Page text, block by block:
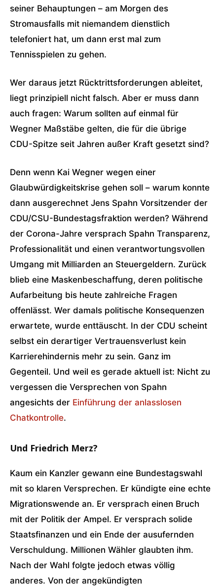
seiner Behauptungen – am Morgen des
Stromausfalls mit niemandem dienstlich
telefoniert hat, um dann erst mal zum
Tennisspielen zu gehen.
Wer daraus jetzt Rücktrittsforderungen ableitet,
liegt prinzipiell nicht falsch. Aber er muss dann
auch fragen: Warum sollten auf einmal für
Wegner Maßstäbe gelten, die für die übrige
CDU-Spitze seit Jahren außer Kraft gesetzt sind?
Denn wenn Kai Wegner wegen einer
Glaubwürdigkeitskrise gehen soll – warum konnte
dann ausgerechnet Jens Spahn Vorsitzender der
CDU/CSU-Bundestagsfraktion werden? Während
der Corona-Jahre versprach Spahn Transparenz,
Professionalität und einen verantwortungsvollen
Umgang mit Milliarden an Steuergeldern. Zurück
blieb eine Maskenbeschaffung, deren politische
Aufarbeitung bis heute zahlreiche Fragen
offenlässt. Wer damals politische Konsequenzen
erwartete, wurde enttäuscht. In der CDU scheint
selbst ein derartiger Vertrauensverlust kein
Karrierehindernis mehr zu sein. Ganz im
Gegenteil. Und weil es gerade aktuell ist: Nicht zu
vergessen die Versprechen von Spahn
angesichts der Einführung der anlasslosen
Chatkontrolle.
Und Friedrich Merz?
Kaum ein Kanzler gewann eine Bundestagswahl
mit so klaren Versprechen. Er kündigte eine echte
Migrationswende an. Er versprach einen Bruch
mit der Politik der Ampel. Er versprach solide
Staatsfinanzen und ein Ende der ausufernden
Verschuldung. Millionen Wähler glaubten ihm.
Nach der Wahl folgte jedoch etwas völlig
anderes. Von der angekündigten